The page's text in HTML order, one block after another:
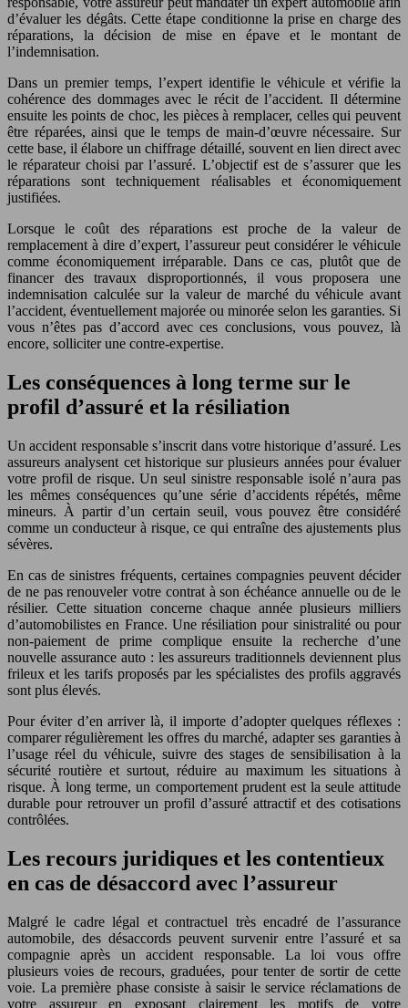
d’évaluer les dégâts. Cette étape conditionne la prise en charge des
réparations, la décision de mise en épave et le montant de
l’indemnisation.
Dans un premier temps, l’expert identifie le véhicule et vérifie la
cohérence des dommages avec le récit de l’accident. Il détermine
ensuite les points de choc, les pièces à remplacer, celles qui peuvent
être réparées, ainsi que le temps de main-d’œuvre nécessaire. Sur
cette base, il élabore un chiffrage détaillé, souvent en lien direct avec
le réparateur choisi par l’assuré. L’objectif est de s’assurer que les
réparations sont techniquement réalisables et économiquement
justifiées.
Lorsque le coût des réparations est proche de la valeur de
remplacement à dire d’expert, l’assureur peut considérer le véhicule
comme économiquement irréparable. Dans ce cas, plutôt que de
financer des travaux disproportionnés, il vous proposera une
indemnisation calculée sur la valeur de marché du véhicule avant
l’accident, éventuellement majorée ou minorée selon les garanties. Si
vous n’êtes pas d’accord avec ces conclusions, vous pouvez, là
encore, solliciter une contre-expertise.
Les conséquences à long terme sur le
profil d’assuré et la résiliation
Un accident responsable s’inscrit dans votre historique d’assuré. Les
assureurs analysent cet historique sur plusieurs années pour évaluer
votre profil de risque. Un seul sinistre responsable isolé n’aura pas
les mêmes conséquences qu’une série d’accidents répétés, même
mineurs. À partir d’un certain seuil, vous pouvez être considéré
comme un conducteur à risque, ce qui entraîne des ajustements plus
sévères.
En cas de sinistres fréquents, certaines compagnies peuvent décider
de ne pas renouveler votre contrat à son échéance annuelle ou de le
résilier. Cette situation concerne chaque année plusieurs milliers
d’automobilistes en France. Une résiliation pour sinistralité ou pour
non-paiement de prime complique ensuite la recherche d’une
nouvelle assurance auto : les assureurs traditionnels deviennent plus
frileux et les tarifs proposés par les spécialistes des profils aggravés
sont plus élevés.
Pour éviter d’en arriver là, il importe d’adopter quelques réflexes :
comparer régulièrement les offres du marché, adapter ses garanties à
l’usage réel du véhicule, suivre des stages de sensibilisation à la
sécurité routière et surtout, réduire au maximum les situations à
risque. À long terme, un comportement prudent est la seule attitude
durable pour retrouver un profil d’assuré attractif et des cotisations
contrôlées.
Les recours juridiques et les contentieux
en cas de désaccord avec l’assureur
Malgré le cadre légal et contractuel très encadré de l’assurance
automobile, des désaccords peuvent survenir entre l’assuré et sa
compagnie après un accident responsable. La loi vous offre
plusieurs voies de recours, graduées, pour tenter de sortir de cette
voie. La première phase consiste à saisir le service réclamations de
votre assureur en exposant clairement les motifs de votre